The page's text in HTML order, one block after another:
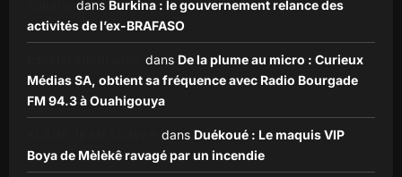
dans Burkina : le gouvernement relance des
activités de l’ex-BRAFASO
dans De la plume au micro : Curieux
Médias SA, obtient sa fréquence avec Radio Bourgade
FM 94.3 à Ouahigouya
dans Duékoué : Le maquis VIP
Boya de Mèlèkê ravagé par un incendie